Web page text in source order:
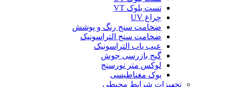
تست بلوک VT
چراغ UV
ضخامت سنج رنگ و پوشش
ضخامت سنج التراسونیک
عیب یاب التراسونیک
گیج بازرسی جوش
لوکس متر نورسنج
یوک مغناطیسی
تجهیزات شرایط محیطی